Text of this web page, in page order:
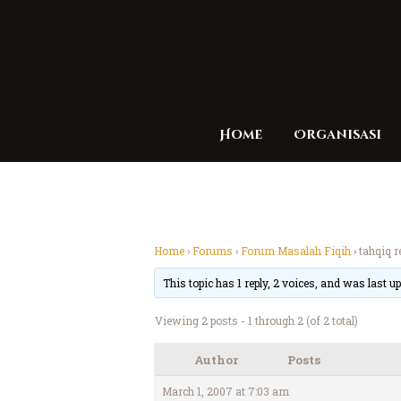
Home Organisasi
Home›Forums ›Forum Masalah Fiqih ›tahqiq
This topic has 1 reply, 2 voices, and was last
Viewing 2 posts - 1 through 2 (of 2 total)
Author Posts
March 1, 2007 at 7:03 am